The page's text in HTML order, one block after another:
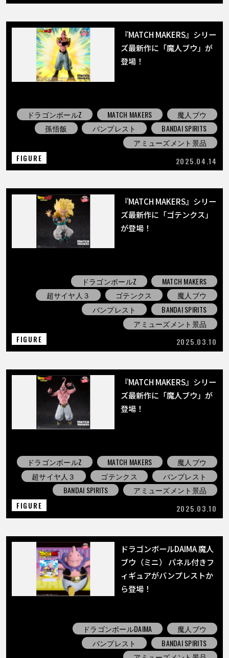
『MATCH MAKERS』シリー
ズ最新作に「魔人ブウ」が
登場！
ドラゴンボールZ MATCH MAKERS
魔人ブウ
孫悟飯
バンプレスト
BANDAI SPIRITS
アミューズメント景品
FIGURE
2025.04.14
『MATCH MAKERS』シリー
ズ最新作に「ゴテンクス」
が登場！
ドラゴンボールZ
MATCH MAKERS
超サイヤ人３
ゴテンクス
魔人ブウ
バンプレスト
BANDAI SPIRITS
アミューズメント景品
FIGURE
2025.03.10
『MATCH MAKERS』シリー
ズ最新作に「魔人ブウ」が
登場！
ドラゴンボールZ MATCH MAKERS
魔人ブウ
超サイヤ人３
ゴテンクス
バンプレスト
BANDAI SPIRITS
アミューズメント景品
FIGURE
2025.03.10
ドラゴンボールDAIMA 魔人
ブウ（ミニ） パネル付きフ
ィギュアがバンプレストか
ら登場！
ドラゴンボールDAIMA
魔人ブウ
バンプレスト
BANDAI SPIRITS